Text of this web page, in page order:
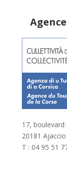
17, boulevard
20181 Ajaccio
T : 04 95 51